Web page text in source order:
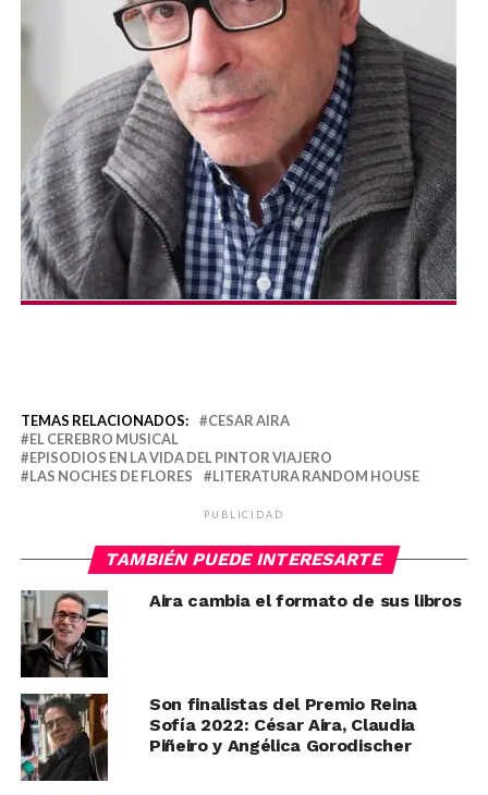
TEMAS RELACIONADOS:
CESAR AIRA
EL CEREBRO MUSICAL
EPISODIOS EN LA VIDA DEL PINTOR VIAJERO
LAS NOCHES DE FLORES
LITERATURA RANDOM HOUSE
PUBLICIDAD
TAMBIÉN PUEDE INTERESARTE
Aira cambia el formato de sus libros
Son finalistas del Premio Reina
Sofía 2022: César Aira, Claudia
Piñeiro y Angélica Gorodischer